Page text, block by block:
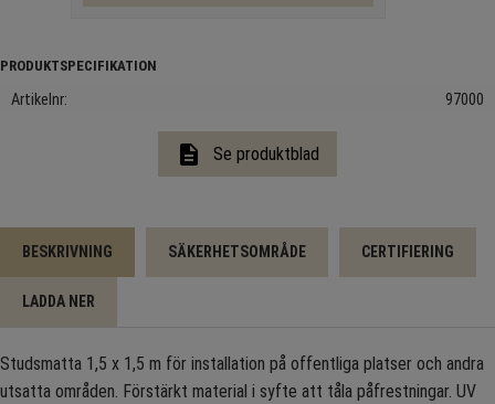
Artikelnr 97000
description Se produktblad
BESKRIVNING SÄKERHETSOMRÅDE CERTIFIERING
LADDA NER
Studsmatta 1,5 x 1,5 m för installation på offentliga platser och andra
utsatta områden. Förstärkt material i syfte att tåla påfrestningar. UV